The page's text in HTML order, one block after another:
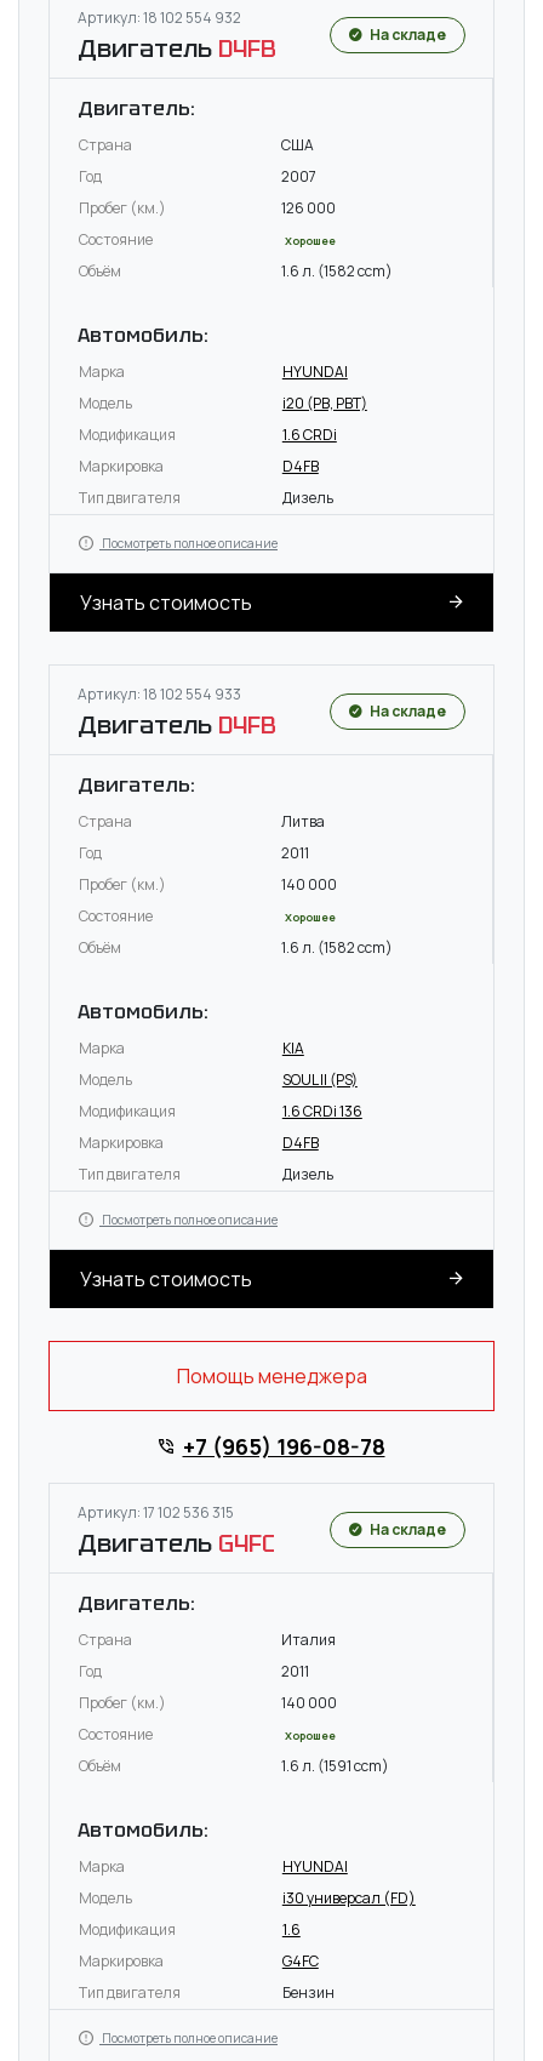
Артикул: 18 102 554 932
Двигатель D4FB На складе
Двигатель:
Страна
США
Год
2007
Пробег (км.)
126 000
Состояние
Хорошее
Объём 1.6 л. (1582 ccm)
Автомобиль:
Марка
HYUNDAI
Модель
i20 (PB, PBT)
Модификация
1.6 CRDi
Маркировка
D4FB
Тип двигателя
Дизель
Посмотреть полное описание
Узнать стоимость
Артикул: 18 102 554 933
Двигатель D4FB На складе
Двигатель:
Страна
Литва
Год
2011
Пробег (км.)
140 000
Состояние
Хорошее
Объём 1.6 л. (1582 ccm)
Автомобиль:
Марка
KIA
Модель
SOUL II (PS)
Модификация
1.6 CRDi 136
Маркировка
D4FB
Тип двигателя
Дизель
Посмотреть полное описание
Узнать стоимость
Помощь менеджера
+7 (965) 196-08-78
Артикул: 17 102 536 315
Двигатель G4FC На складе
Двигатель:
Страна
Италия
Год
2011
Пробег (км.)
140 000
Состояние
Хорошее
Объём 1.6 л. (1591 ccm)
Автомобиль:
Марка
HYUNDAI
Модель
i30 универсал (FD)
Модификация
1.6
Маркировка
G4FC
Тип двигателя
Бензин
Посмотреть полное описание